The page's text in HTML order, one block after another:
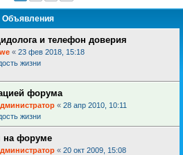
Объявления
и телефон доверия
« 23 фев 2018, 15:18
жизни
форума
« 28 апр 2010, 10:11
жизни
на форуме
« 20 окт 2009, 15:08